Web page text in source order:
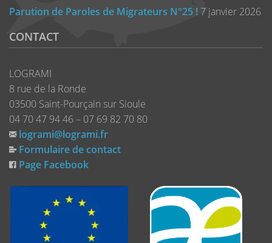
Parution de Paroles de Migrateurs N°25 ! 7 janvier 2026
CONTACT
LOGRAMI
8 rue de la Ronde
03500 Saint-Pourçain sur Sioule
04 70 47 94 46 – 07 69 82 70 80
logrami@logrami.fr
Formulaire de contact
Page Facebook